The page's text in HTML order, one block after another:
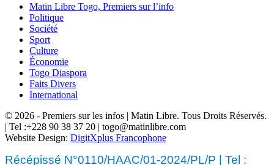
Matin Libre Togo, Premiers sur l’info
Politique
Société
Sport
Culture
Économie
Togo Diaspora
Faits Divers
International
© 2026 - Premiers sur les infos | Matin Libre. Tous Droits Réservés.
| Tel :+228 90 38 37 20 | togo@matinlibre.com
Website Design: DigitXplus Francophone
Récépissé N°0110/HAAC/01-2024/PL/P | Tel :